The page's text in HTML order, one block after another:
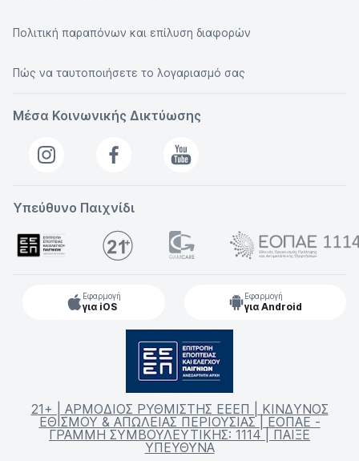
Πολιτική παραπόνων και επίλυση διαφορών
Πώς να ταυτοποιήσετε το λογαριασμό σας
Μέσα Κοινωνικής Δικτύωσης
Υπεύθυνο Παιχνίδι
Εφαρμογή
για iOS
Εφαρμογή
για Android
21+ | ΑΡΜΟΔΙΟΣ ΡΥΘΜΙΣΤΗΣ ΕΕΕΠ | ΚΙΝΔΥΝΟΣ
ΕΘΙΣΜΟΥ & ΑΠΩΛΕΙΑΣ ΠΕΡΙΟΥΣΙΑΣ | ΕΟΠΑΕ -
ΓΡΑΜΜΗ ΣΥΜΒΟΥΛΕΥΤΙΚΗΣ: 1114 | ΠΑΙΞΕ
ΥΠΕΥΘΥΝΑ